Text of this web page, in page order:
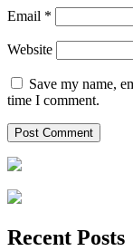
Email *
Website
Save my name,
time I comment.
Recent Posts